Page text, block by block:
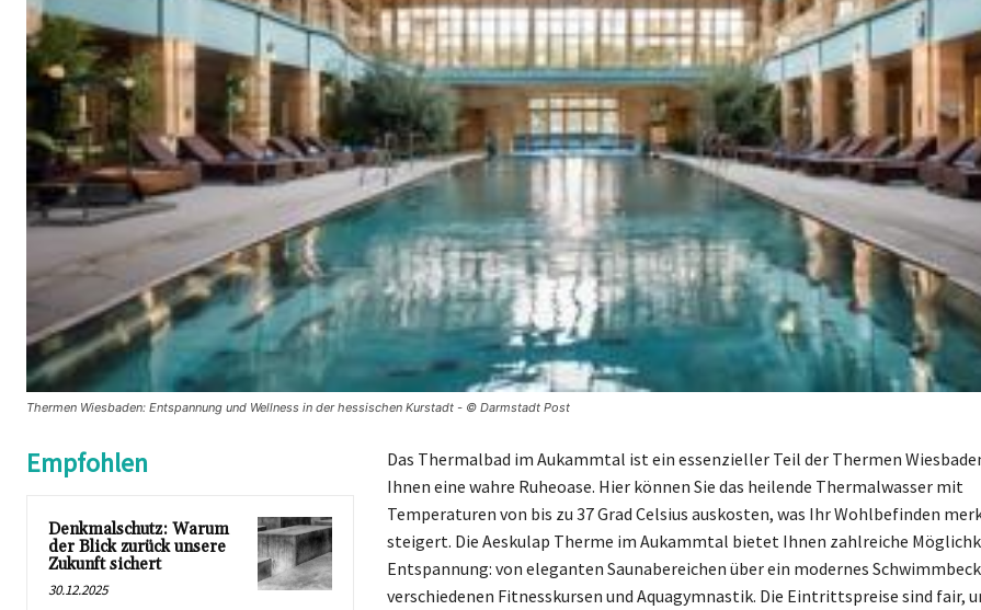
Thermen Wiesbaden: Entspannung und Wellness in der hessischen Kurstadt - © Darmstadt Post
Empfohlen
Denkmalschutz: Warum
der Blick zurück unsere
Zukunft sichert
30.12.2025
Das Thermalbad im Aukammtal ist ein essenzieller Teil der Thermen
Ihnen eine wahre Ruheoase. Hier können Sie das heilende Thermalwasser mit
Temperaturen von bis zu 37 Grad Celsius auskosten, was Ihr Wohlbefinden
steigert. Die Aeskulap Therme im Aukammtal bietet Ihnen zahlreiche
Entspannung: von eleganten Saunabereichen über ein modernes
verschiedenen Fitnesskursen und Aquagymnastik. Die Eintrittspreise sind fair,